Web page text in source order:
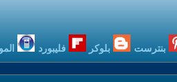
بنترست بلوكر فليبورد